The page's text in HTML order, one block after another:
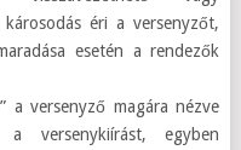
éri a versenyzőt,
esetén a rendezők
a versenyző magára nézve
versenykiírást, egyben